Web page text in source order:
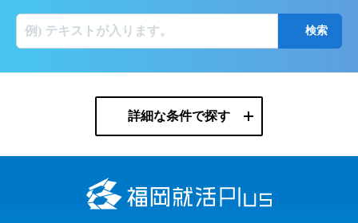
詳細な条件で探す